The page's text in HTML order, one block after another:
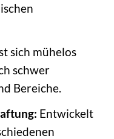
sich mühelos
schwer
Bereiche.
Entwickelt